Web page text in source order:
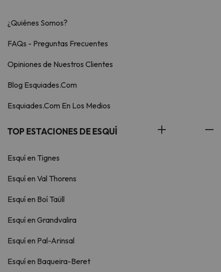
¿Quiénes Somos?
FAQs - Preguntas Frecuentes
Opiniones de Nuestros Clientes
Blog Esquiades.Com
Esquiades.Com En Los Medios
TOP ESTACIONES DE ESQUÍ
Esquí en Tignes
Esquí en Val Thorens
Esquí en Boí Taüll
Esquí en Grandvalira
Esquí en Pal-Arinsal
Esquí en Baqueira-Beret